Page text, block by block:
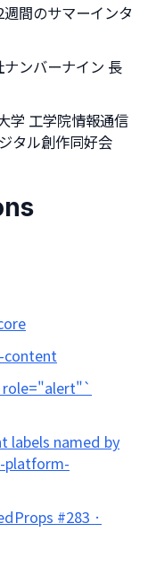
間のサマーインタ
ンバーナイン 長
学 工学院情報通信
タル創作同好会
content
labels named by
platform-
#283 ·